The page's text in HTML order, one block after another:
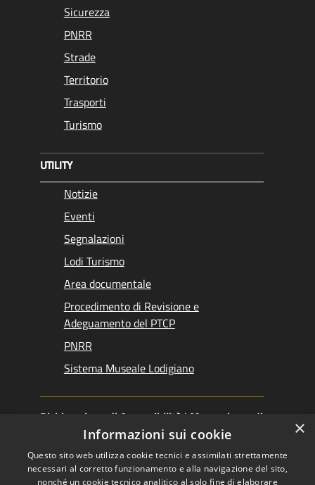
Sicurezza
PNRR
Strade
Territorio
Trasporti
Turismo
UTILITY
Notizie
Eventi
Segnalazioni
Lodi Turismo
Area documentale
Procedimento di Revisione e
Adeguamento del PTCP
PNRR
Sistema Museale Lodigiano
Dichiarazione di Accessibilità | Meccanismo di
Feedback|Obiettivi accessibilità ×
Informazioni sui cookie
Questo sito web utilizza cookie tecnici e assimilati strettamente
necessari al corretto funzionamento e alla navigazione del sito,
nonché un cookie tecnico analitico al solo fine di elaborare